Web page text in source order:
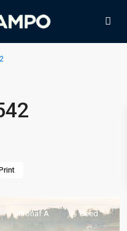
Print
Pronaf A Seed